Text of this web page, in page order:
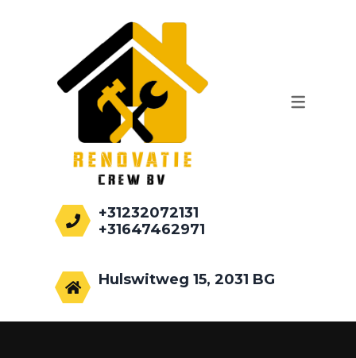
WERKZAAMHEDEN
AANBOUWEN
+31232072131
+31647462971
Hulswitweg 15, 2031 BG